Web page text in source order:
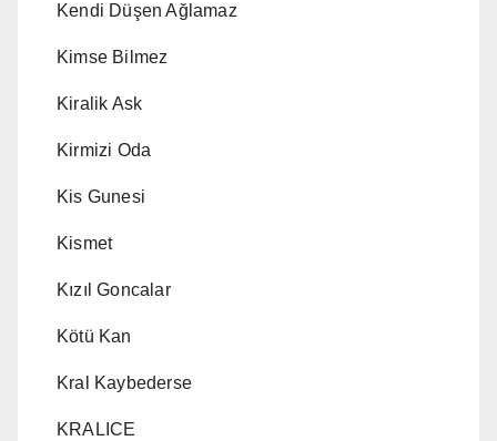
Kendi Düşen Ağlamaz
Kimse Bilmez
Kiralik Ask
Kirmizi Oda
Kis Gunesi
Kismet
Kızıl Goncalar
Kötü Kan
Kral Kaybederse
KRALICE